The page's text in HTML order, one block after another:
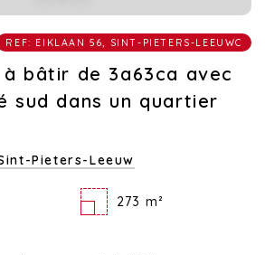
REF: EIKLAAN 56, SINT-PIETERS-LEEUWC
bâtir de 3a63ca avec
sud dans un quartier
Pieters-Leeuw
273 m²